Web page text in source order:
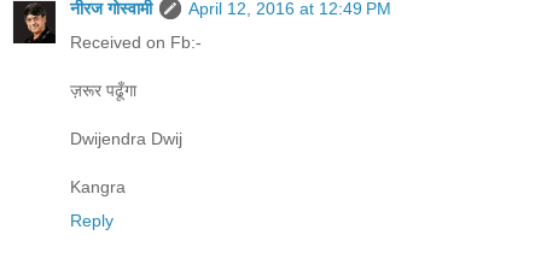
नीरज गोस्वामी
April 12, 2016 at 12:49 PM
Received on Fb:-
ज़रूर पढूँगा
Dwijendra Dwij
Kangra
Reply